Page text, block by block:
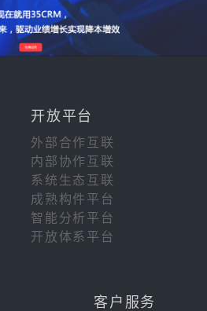
开放平台
外部合作互联
内部协作互联
系统生态互联
成熟构件平台
智能分析平台
开放体系平台
客户服务